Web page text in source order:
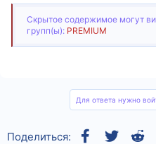
Скрытое содержимое могут
групп(ы): PREMIUM
Для ответа нужно
Поделиться: Facebook
Twitter